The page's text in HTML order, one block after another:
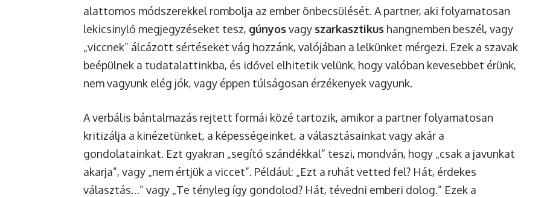
alattomos módszerekkel rombolja az ember önbecsülését. A partner, aki folyamatosan
lekicsinylő megjegyzéseket tesz, gúnyosvagy szarkasztikus hangnemben beszél, vagy
„viccnek” álcázott sértéseket vág hozzánk, valójában a lelkünket mérgezi. Ezek a szavak
beépülnek a tudatalattinkba, és idővel elhitetik velünk, hogy valóban kevesebbet érünk,
nem vagyunk elég jók, vagy éppen túlságosan érzékenyek vagyunk.
A verbális bántalmazás rejtett formái közé tartozik, amikor a partner folyamatosan
kritizálja a kinézetünket, a képességeinket, a választásainkat vagy akár a
gondolatainkat. Ezt gyakran „segítő szándékkal” teszi, mondván, hogy „csak a javunkat
akarja”, vagy „nem értjük a viccet”. Például: „Ezt a ruhát vetted fel? Hát, érdekes
választás…” vagy „Te tényleg így gondolod? Hát, tévedni emberi dolog.” Ezek a